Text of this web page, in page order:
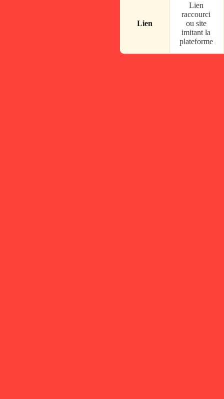
Lien
Lien
raccourci
ou site
imitant la
plateforme